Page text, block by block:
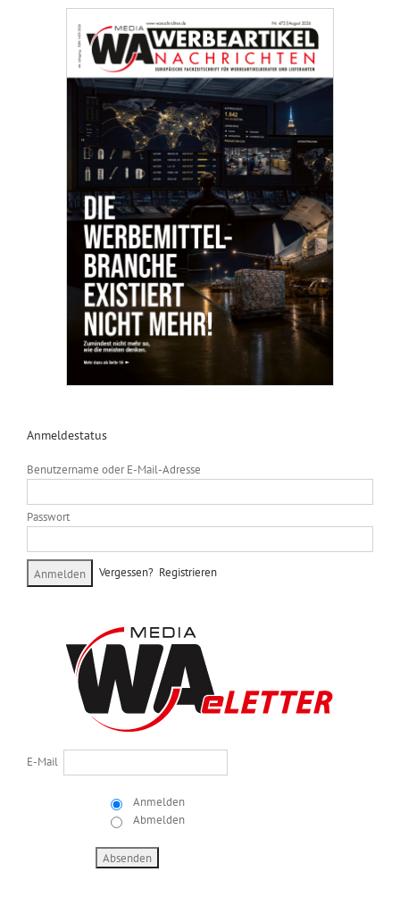
Anmeldestatus
Benutzername oder E-Mail-Adresse
Passwort
Vergessen? Registrieren
E-Mail
Anmelden
Abmelden